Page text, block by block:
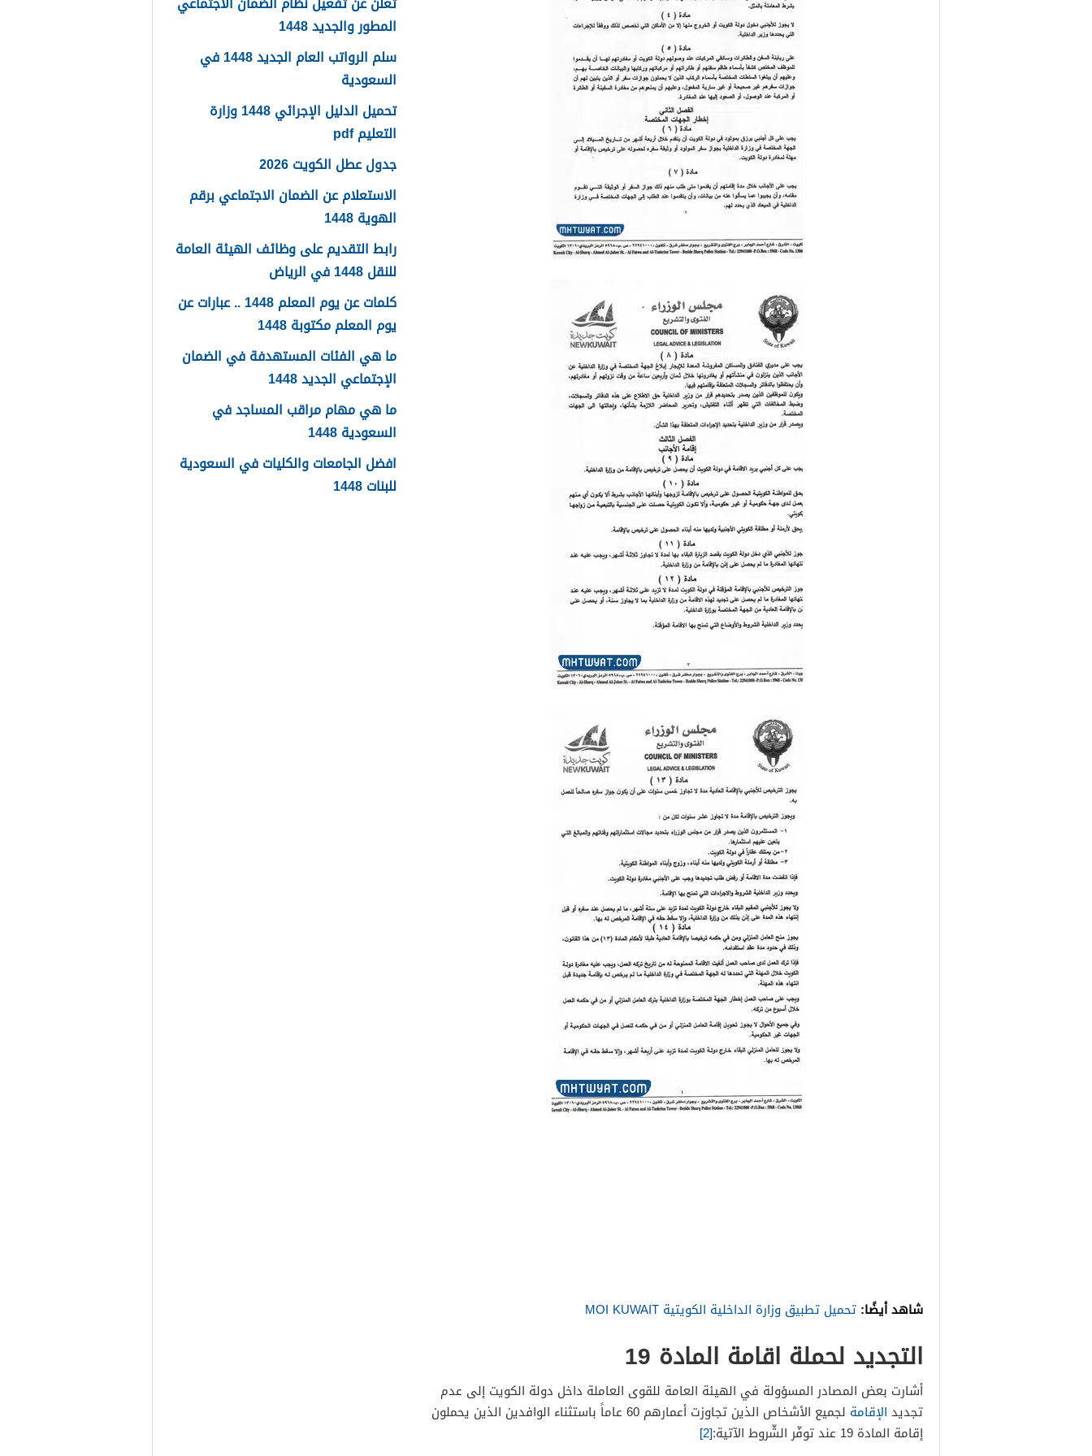
شاهد أيضًا: تحميل تطبيق وزارة الداخلية الكويتية MOI KUWAIT
التجديد لحملة اقامة المادة 19
أشارت بعض المصادر المسؤولة في الهيئة العامة للقوى العاملة داخل دولة الكويت إلى عدم
تجديد الإقامة
لجميع الأشخاص الذين تجاوزت أعمارهم 60 عاماً باستثناء الوافدين الذين يحملون
إقامة المادة 19 عند توفّر الشّروط الآتية:
[2]
المطور والجديد 1448
سلم الرواتب العام الجديد 1448 في
السعودية
تحميل الدليل الإجرائي 1448 وزارة
التعليم pdf
جدول عطل الكويت 2026
الاستعلام عن الضمان الاجتماعي برقم
الهوية 1448
رابط التقديم على وظائف الهيئة العامة
للنقل 1448 في الرياض
كلمات عن يوم المعلم 1448 .. عبارات عن
يوم المعلم مكتوبة 1448
ما هي الفئات المستهدفة في الضمان
الإجتماعي الجديد 1448
ما هي مهام مراقب المساجد في
السعودية 1448
افضل الجامعات والكليات في السعودية
للبنات 1448